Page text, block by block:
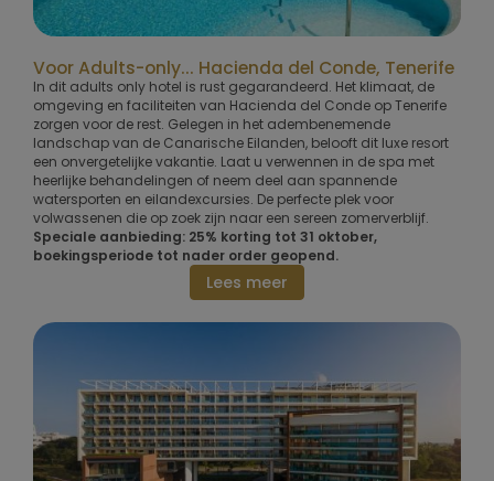
Voor Adults-only... Hacienda del Conde, Tenerife
In dit adults only hotel is rust gegarandeerd. Het klimaat, de
omgeving en faciliteiten van Hacienda del Conde op Tenerife
zorgen voor de rest. Gelegen in het adembenemende
landschap van de Canarische Eilanden, belooft dit luxe resort
een onvergetelijke vakantie. Laat u verwennen in de spa met
heerlijke behandelingen of neem deel aan spannende
watersporten en eilandexcursies. De perfecte plek voor
volwassenen die op zoek zijn naar een sereen zomerverblijf.
Speciale aanbieding: 25% korting tot 31 oktober,
boekingsperiode tot nader order geopend.
Lees meer